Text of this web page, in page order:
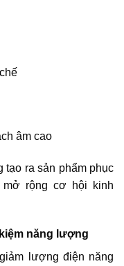
âm cao
tạo ra sản phẩm phục
mở rộng cơ hội kinh
năng lượng
lượng điện năng